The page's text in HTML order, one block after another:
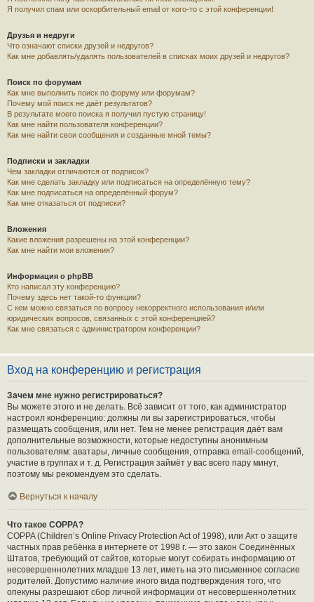
Я получил спам или оскорбительный email от кого-то с этой конференции!
Друзья и недруги
Что означают списки друзей и недругов?
Как мне добавлять/удалять пользователей в списках моих друзей и недругов?
Поиск по форумам
Как мне выполнить поиск по форуму или форумам?
Почему мой поиск не даёт результатов?
В результате моего поиска я получил пустую страницу!
Как мне найти пользователя конференции?
Как мне найти свои сообщения и созданные мной темы?
Подписки и закладки
Чем закладки отличаются от подписок?
Как мне сделать закладку или подписаться на определённую тему?
Как мне подписаться на определённый форум?
Как мне отказаться от подписки?
Вложения
Какие вложения разрешены на этой конференции?
Как мне найти мои вложения?
Информация о phpBB
Кто написал эту конференцию?
Почему здесь нет такой-то функции?
С кем можно связаться по вопросу некорректного использования и/или
юридических вопросов, связанных с этой конференцией?
Как мне связаться с администратором конференции?
Вход на конференцию и регистрация
Зачем мне нужно регистрироваться?
Вы можете этого и не делать. Всё зависит от того, как администратор
настроил конференцию: должны ли вы зарегистрироваться, чтобы
размещать сообщения, или нет. Тем не менее регистрация даёт вам
дополнительные возможности, которые недоступны анонимным
пользователям: аватары, личные сообщения, отправка email-сообщений,
участие в группах и т. д. Регистрация займёт у вас всего пару минут,
поэтому мы рекомендуем это сделать.
Вернуться к началу
Что такое COPPA?
COPPA (Children’s Online Privacy Protection Act of 1998), или Акт о защите
частных прав ребёнка в интернете от 1998 г. — это закон Соединённых
Штатов, требующий от сайтов, которые могут собирать информацию от
несовершеннолетних младше 13 лет, иметь на это письменное согласие
родителей. Допустимо наличие иного вида подтверждения того, что
опекуны разрешают сбор личной информации от несовершеннолетних